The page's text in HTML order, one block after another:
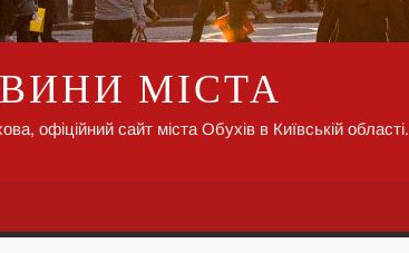
МІСТА
офіційний сайт міста Обухів в Київській області.